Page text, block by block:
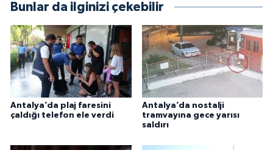
Bunlar da ilginizi çekebilir
Antalya’da plaj faresini
çaldığı telefon ele verdi
Antalya’da nostalji
tramvayına gece yarısı
saldırı